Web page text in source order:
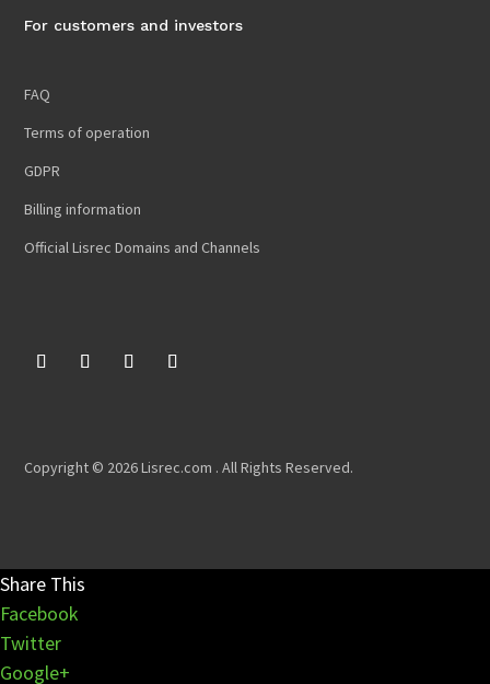
For customers and investors
FAQ
Terms of operation
GDPR
Billing information
Official Lisrec Domains and Channels
Copyright © 2026 Lisrec.com . All Rights Reserved.
Share This
Facebook
Twitter
Google+